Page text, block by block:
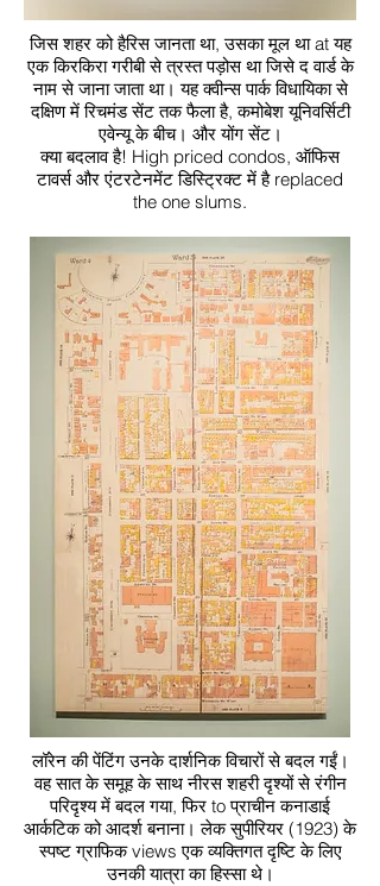
जिस शहर को हैरिस जानता था, उसका मूल था at यह
एक किरकिरा गरीबी से त्रस्त पड़ोस था जिसे द वार्ड के
नाम से जाना जाता था। यह क्वीन्स पार्क विधायिका से
दक्षिण में रिचमंड सेंट तक फैला है, कमोबेश यूनिवर्सिटी
एवेन्यू के बीच। और योंग सेंट।
क्या बदलाव है! High priced condos, ऑफिस
टावर्स और एंटरटेनमेंट डिस्ट्रिक्ट में है replaced
the one slums.
लॉरेन की पेंटिंग उनके दार्शनिक विचारों से बदल गईं।
वह सात के समूह के साथ नीरस शहरी दृश्यों से रंगीन
परिदृश्य में बदल गया, फिर to प्राचीन कनाडाई
आर्कटिक को आदर्श बनाना। लेक सुपीरियर (1923) के
स्पष्ट ग्राफिक views एक व्यक्तिगत दृष्टि के लिए
उनकी यात्रा का हिस्सा थे।